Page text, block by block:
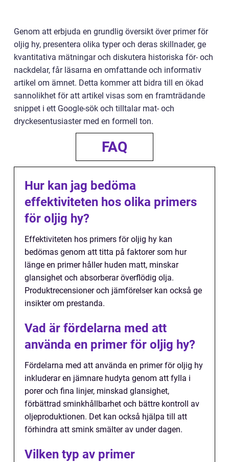
Genom att erbjuda en grundlig översikt över primer för
oljig hy, presentera olika typer och deras skillnader, ge
kvantitativa mätningar och diskutera historiska för- och
nackdelar, får läsarna en omfattande och informativ
artikel om ämnet. Detta kommer att bidra till en ökad
sannolikhet för att artikel visas som en framträdande
snippet i ett Google-sök och tilltalar mat- och
dryckesentusiaster med en formell ton.
FAQ
Hur kan jag bedöma
effektiviteten hos olika primers
för oljig hy?
Effektiviteten hos primers för oljig hy kan
bedömas genom att titta på faktorer som hur
länge en primer håller huden matt, minskar
glansighet och absorberar överflödig olja.
Produktrecensioner och jämförelser kan också ge
insikter om prestanda.
Vad är fördelarna med att
använda en primer för oljig hy?
Fördelarna med att använda en primer för oljig hy
inkluderar en jämnare hudyta genom att fylla i
porer och fina linjer, minskad glansighet,
förbättrad sminkhållbarhet och bättre kontroll av
oljeproduktionen. Det kan också hjälpa till att
förhindra att smink smälter av under dagen.
Vilken typ av primer